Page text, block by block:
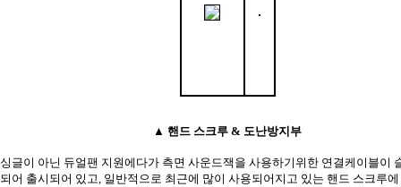
▲ 핸드 스크루 & 도난방지부
싱글이 아닌 듀얼팬 지원에다가 측면 사운드잭을 사용하기위한 연결케이블이
되어 출시되어 있고, 일반적으로 최근에 많이 사용되어지고 있는 핸드 스크루